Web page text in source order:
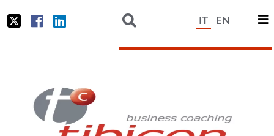
IT EN